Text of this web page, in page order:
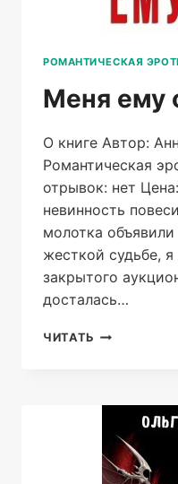
РОМАНТИЧЕСКАЯ
Меня ему
О книге Автор:
Романтическая
отрывок: нет
невинность
молотка
жесткой судьбе, я
закрытого
досталась…
ЧИТАТЬ МЕНЯ